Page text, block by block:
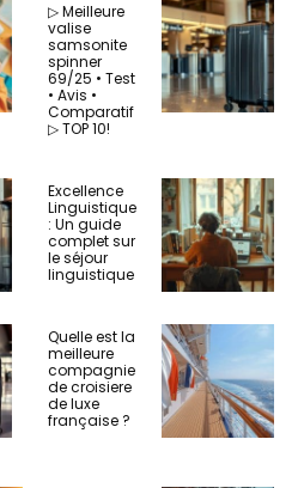
▷ Meilleure
valise
samsonite
spinner
69/25 • Test
• Avis •
Comparatif
▷ TOP 10!
Excellence
Linguistique
: Un guide
complet sur
le séjour
linguistique
Quelle est la
meilleure
compagnie
de croisiere
de luxe
française ?